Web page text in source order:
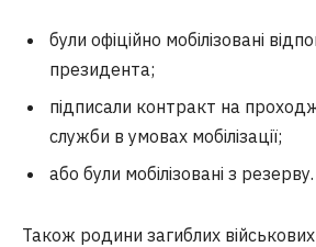
були офіційно мобілізовані
президента;
підписали контракт на
служби в умовах мобілізації;
або були мобілізовані з резерву.
Також родини загиблих